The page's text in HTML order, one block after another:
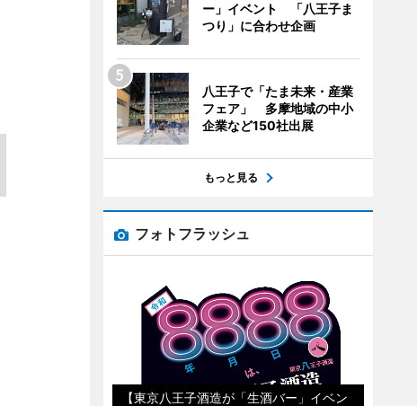
ー」イベント 「八王子ま
つり」に合わせ企画
八王子で「たま未来・産業
フェア」 多摩地域の中小
企業など150社出展
もっと見る
フォトフラッシュ
【東京八王子酒造が「生酒バー」イベン